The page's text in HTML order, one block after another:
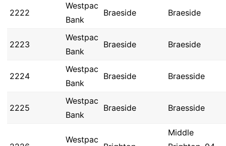
2222
Westpac
Bank
Braeside Braeside
2223
Westpac
Bank
Braeside Braeside
2224
Westpac
Bank
Braeside Braesside
2225
Westpac
Bank
Braeside Braesside
Westpac
Middle